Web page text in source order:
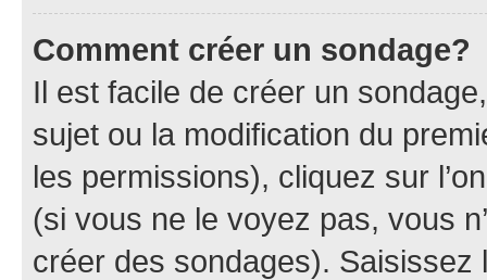
Comment créer un sondage?
Il est facile de créer un
sujet ou la modification du
les permissions), cliquez sur
(si vous ne le voyez pas, vous
créer des sondages).